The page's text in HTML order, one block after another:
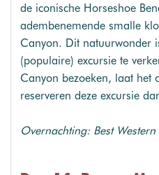
de iconische Horseshoe
adembenemende smalle
Canyon. Dit natuurwonder
(populaire) excursie te
Canyon bezoeken, laat het
reserveren deze excursie
Overnachting: Best